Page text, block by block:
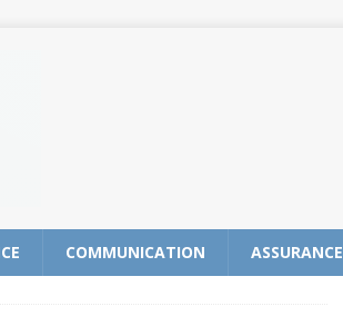
COMMUNICATION ASSURANCE